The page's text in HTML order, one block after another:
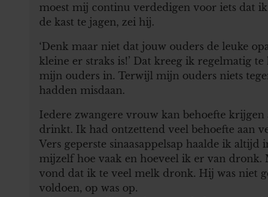
moest mij continu verdedigen voor iets dat
de kast te jagen, zei hij.
‘Denk maar niet dat jouw ouders de leuke
kleine er straks is!’ Dat kreeg ik regelmatig
mijn ouders in. Terwijl mijn ouders niets
hadden misdaan.
Iedere zwangere vrouw kan behoefte
drinkt. Ik had ontzettend veel behoefte aan
Vers geperste sinaasappelsap haalde ik
mijzelf hoe vaak en hoeveel ik er van
vond dat ik te veel melk dronk. Hij was niet
voldoen, op was op.